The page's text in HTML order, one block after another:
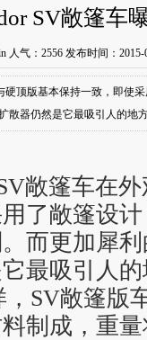
SV敞篷车
人气： 2556 发布时间：2015-
硬顶版基本保持一致，即使
器仍然是它最吸引人的地
敞篷车在
了敞篷设
而更加犀
最吸引人
，SV敞篷版
制成，重